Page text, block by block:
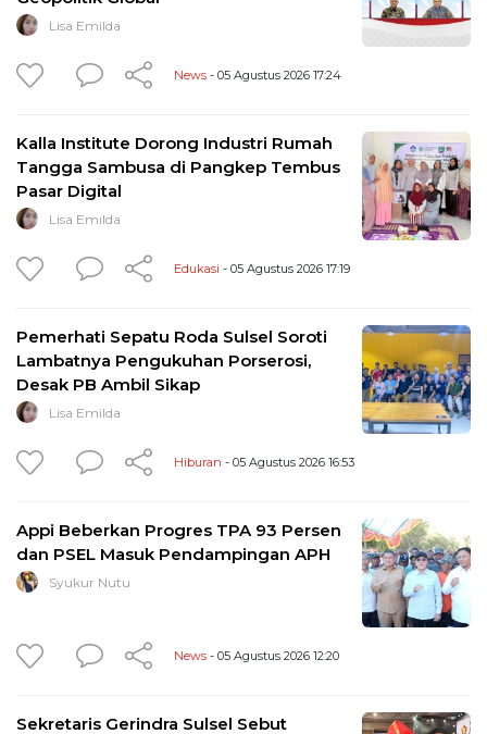
Lisa Emilda
News - 05 Agustus 2026 17:24
Kalla Institute Dorong Industri Rumah
Tangga Sambusa di Pangkep Tembus
Pasar Digital
Lisa Emilda
Edukasi - 05 Agustus 2026 17:19
Pemerhati Sepatu Roda Sulsel Soroti
Lambatnya Pengukuhan Porserosi,
Desak PB Ambil Sikap
Lisa Emilda
Hiburan - 05 Agustus 2026 16:53
Appi Beberkan Progres TPA 93 Persen
dan PSEL Masuk Pendampingan APH
Syukur Nutu
News - 05 Agustus 2026 12:20
Sekretaris Gerindra Sulsel Sebut